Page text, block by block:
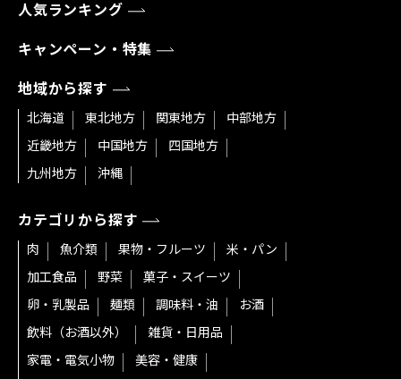
人気ランキング
キャンペーン・特集
地域から探す
北海道 東北地方 関東地方
中部地方
近畿地方
中国地方
四国地方
九州地方
沖縄
カテゴリから探す
肉 魚介類 果物・フルーツ
米・パン
加工食品
野菜
菓子・スイーツ
卵・乳製品
麺類 調味料・油
お酒
飲料（お酒以外）
雑貨・日用品
家電・電気小物
美容・健康